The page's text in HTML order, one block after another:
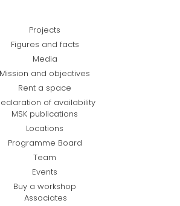
Projects
Figures and facts
Media
Mission and objectives
Rent a space
of availability
MSK publications
Locations
Programme Board
Team
Events
Buy a workshop
Associates